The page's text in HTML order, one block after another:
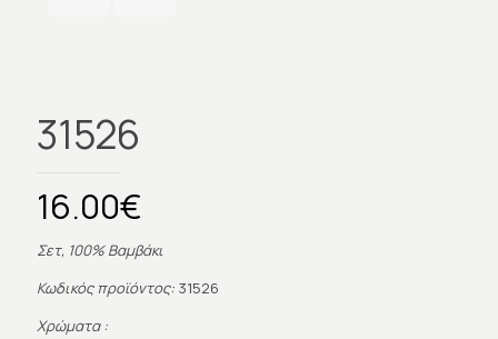
31526
16.00€
Σετ, 100% Βαμβάκι
Κωδικός προϊόντος: 31526
Χρώματα :